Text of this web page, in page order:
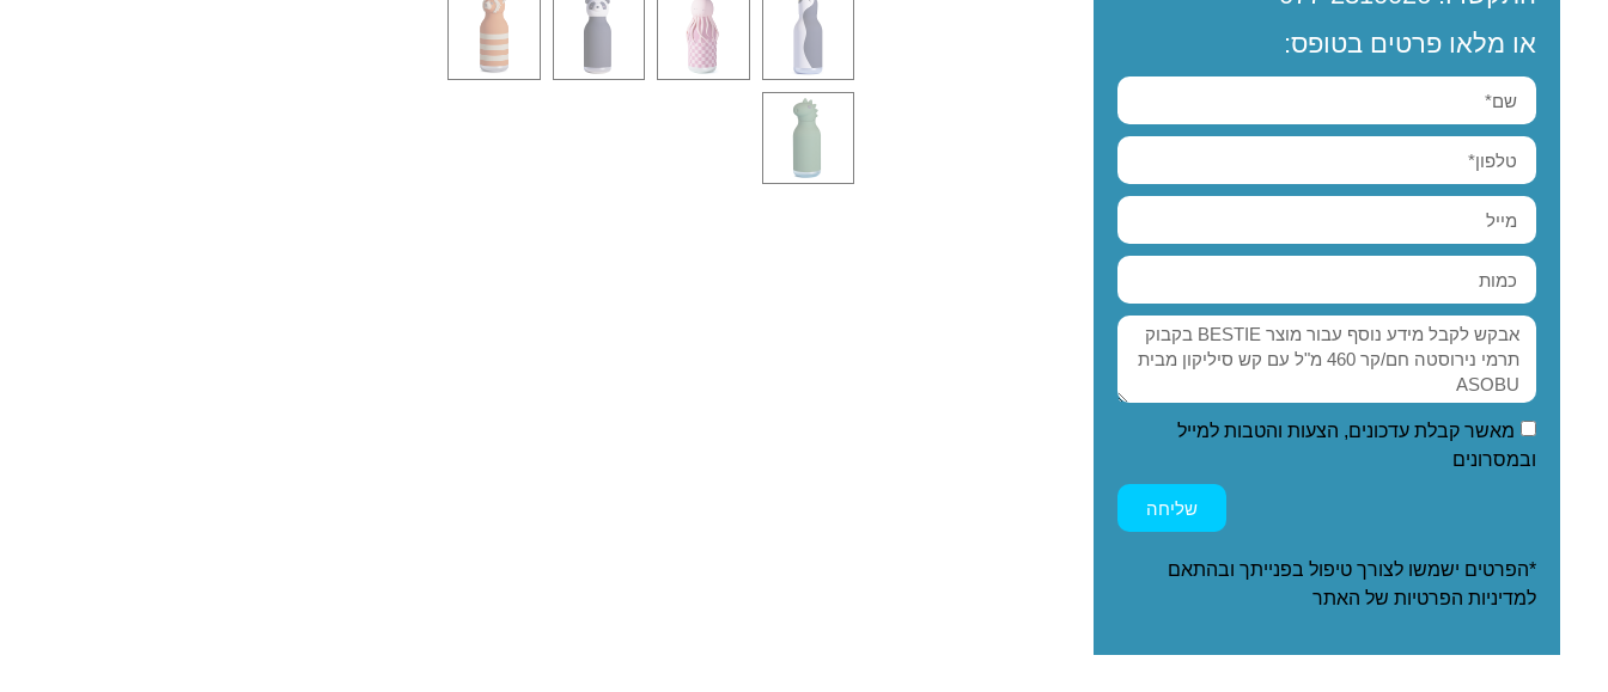
או מלאו פרטים בטופס:
מאשר קבלת עדכונים, הצעות והטבות למייל
ובמסרונים
שליחה
*הפרטים ישמשו לצורך טיפול בפנייתך ובהתאם
למדיניות הפרטיות של האתר